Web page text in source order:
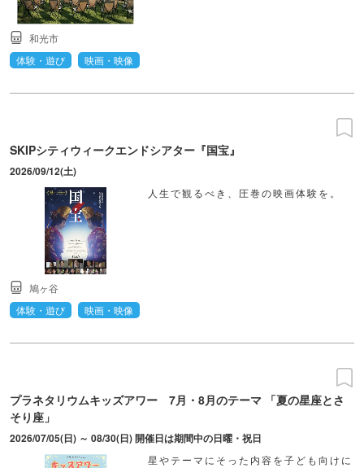
和光市
体験・遊び
映画・映像
SKIPシティウィークエンドシアター『国宝』
2026/09/12(土)
人生で観るべき、圧巻の映画体験を。
鳩ヶ谷
体験・遊び
映画・映像
プラネタリウムキッズアワー 7月・8月のテーマ 「夏の星座とさ
そり座」
2026/07/05(日) ～ 08/30(日) 開催日は期間中の日曜・祝日
星やテーマにそった内容を子ども向けに